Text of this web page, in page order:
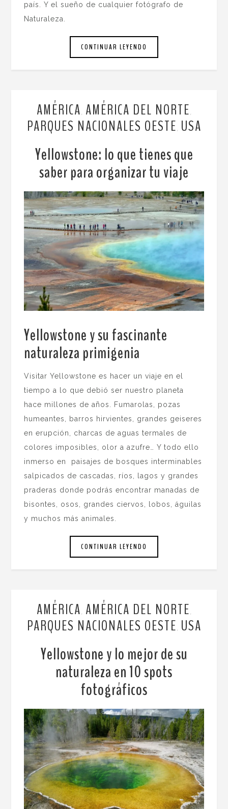
país. Y el sueño de cualquier fotógrafo de
Naturaleza.
CONTINUAR LEYENDO
AMÉRICA AMÉRICA DEL NORTE
PARQUES NACIONALES OESTE USA
Yellowstone: lo que tienes que
saber para organizar tu viaje
Yellowstone y su fascinante
naturaleza primigenia
Visitar Yellowstone es hacer un viaje en el
tiempo a lo que debió ser nuestro planeta
hace millones de años. Fumarolas, pozas
humeantes, barros hirvientes, grandes geiseres
en erupción, charcas de aguas termales de
colores imposibles, olor a azufre… Y todo ello
inmerso en paisajes de bosques interminables
salpicados de cascadas, ríos, lagos y grandes
praderas donde podrás encontrar manadas de
bisontes, osos, grandes ciervos, lobos, águilas
y muchos más animales.
CONTINUAR LEYENDO
AMÉRICA AMÉRICA DEL NORTE
PARQUES NACIONALES OESTE USA
Yellowstone y lo mejor de su
naturaleza en 10 spots
fotográficos